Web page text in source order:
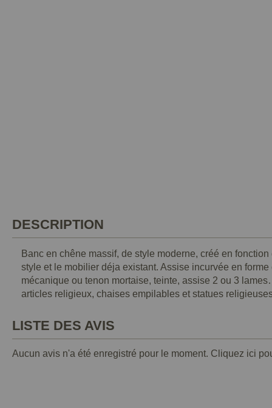
DESCRIPTION
Banc en chêne massif, de style moderne, créé en
style et le mobilier déja existant. Assise incurvée en
mécanique ou tenon mortaise, teinte, assise 2 ou 3
articles religieux, chaises empilables et statues
LISTE DES AVIS
Aucun avis n'a été enregistré pour le moment. Cliquez ici